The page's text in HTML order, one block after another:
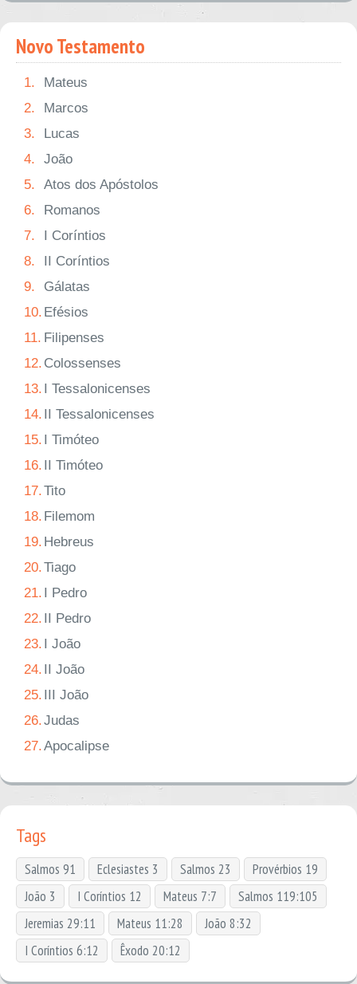
Novo Testamento
1.
Mateus
2.
Marcos
3.
Lucas
4.
João
5.
Atos dos Apóstolos
6.
Romanos
7.
I Coríntios
8.
II Coríntios
9.
Gálatas
10. Efésios
11. Filipenses
12. Colossenses
13. I Tessalonicenses
14. II Tessalonicenses
15. I Timóteo
16. II Timóteo
17.Tito
18. Filemom
19. Hebreus
20.Tiago
21. I Pedro
22. II Pedro
23. I João
24. II João
25. III João
26.Judas
27.Apocalipse
Tags
Salmos 91 Eclesiastes 3 Salmos 23
Provérbios 19
João 3
I Coríntios 12 Mateus 7:7
Salmos 119:105
Jeremias 29:11
Mateus 11:28
João 8:32
I Coríntios 6:12
Êxodo 20:12